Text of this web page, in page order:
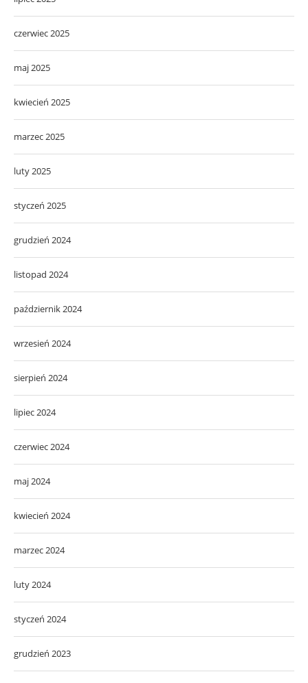
czerwiec 2025
maj 2025
kwiecień 2025
marzec 2025
luty 2025
styczeń 2025
grudzień 2024
listopad 2024
październik 2024
wrzesień 2024
sierpień 2024
lipiec 2024
czerwiec 2024
maj 2024
kwiecień 2024
marzec 2024
luty 2024
styczeń 2024
grudzień 2023